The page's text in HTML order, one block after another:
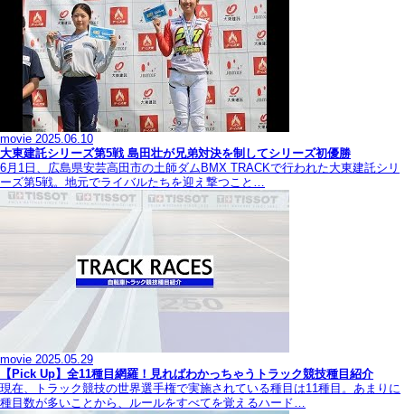
movie 2025.06.10
大東建託シリーズ第5戦 島田壮が兄弟対決を制してシリーズ初優勝
6月1日、広島県安芸高田市の土師ダムBMX TRACKで行われた大東建託シリ
ーズ第5戦。地元でライバルたちを迎え撃つこと…
movie 2025.05.29
【Pick Up】全11種目網羅！見ればわかっちゃうトラック競技種目紹介
現在、トラック競技の世界選手権で実施されている種目は11種目。あまりに
種目数が多いことから、ルールをすべてを覚えるハード…